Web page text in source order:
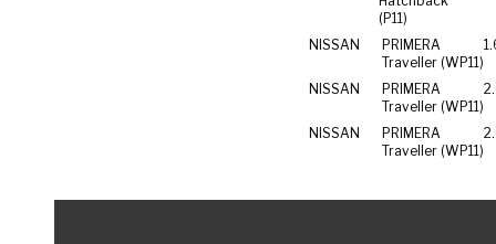
(P11)
NISSAN
PRIMERA
Traveller (WP11)
NISSAN
PRIMERA
Traveller (WP11)
NISSAN
PRIMERA
Traveller (WP11)